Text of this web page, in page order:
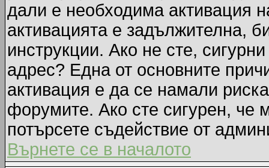
дали е необходима активация
активацията е задължителна,
инструкции. Ако не сте,
адрес? Една от основните
активация е да се намали
форумите. Ако сте сигурен, че
потърсете съдействие от
Върнете се в началото